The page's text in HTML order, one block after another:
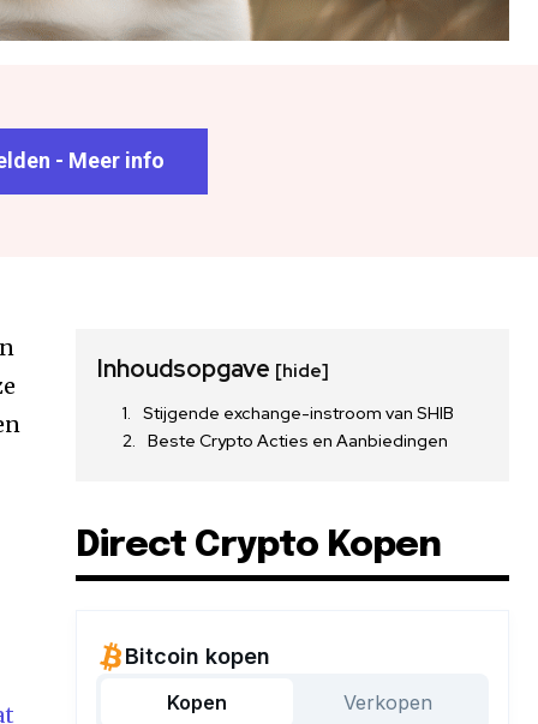
- Meer info
Inhoudsopgave [hide]
Stijgende exchange-instroom van SHIB
Beste Crypto Acties en Aanbiedingen
Direct Crypto Kopen